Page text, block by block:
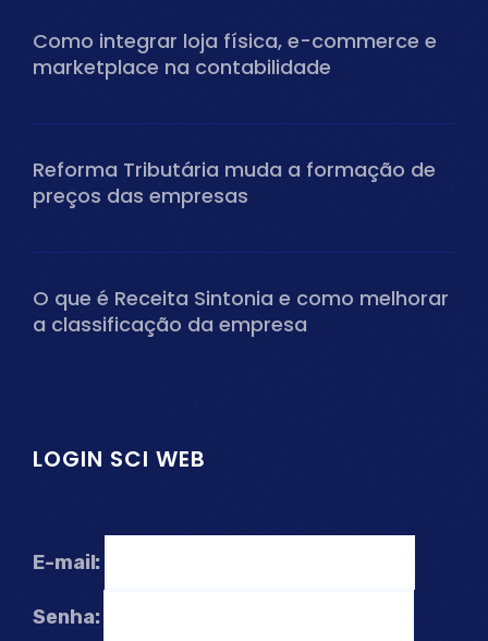
Como integrar loja física, e-commerce e
marketplace na contabilidade
Reforma Tributária muda a formação de
preços das empresas
O que é Receita Sintonia e como melhorar
a classificação da empresa
LOGIN SCI WEB
E-mail:
Senha: